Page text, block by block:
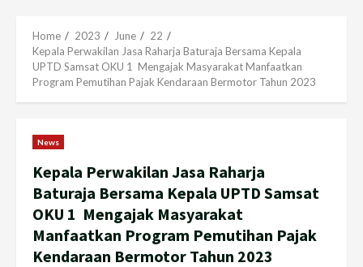
Home 2023 June
22
Kepala Perwakilan Jasa Raharja Baturaja Bersama Kepala
UPTD Samsat OKU 1 Mengajak Masyarakat Manfaatkan
Program Pemutihan Pajak Kendaraan Bermotor Tahun 2023
News
Kepala Perwakilan Jasa Raharja
Baturaja Bersama Kepala UPTD Samsat
OKU 1 Mengajak Masyarakat
Manfaatkan Program Pemutihan Pajak
Kendaraan Bermotor Tahun 2023